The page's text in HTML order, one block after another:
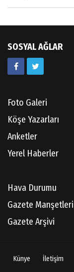
SOSYAL AĞLAR
Foto Galeri
Köşe Yazarları
Anketler
Yerel Haberler
Hava Durumu
Gazete Manşetleri
Gazete Arşivi
Künye İletişim